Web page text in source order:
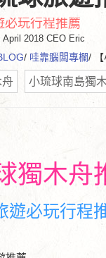
必玩行程推薦
April 2018 CEO Eric
/ 哇靠腦闆專欄/ 【
舟 小琉球南島獨
獨木舟
遊必玩行程